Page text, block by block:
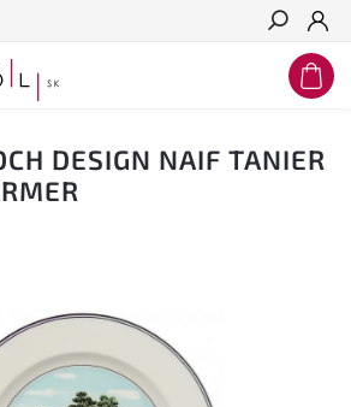
Hľadať
DESIGN NAIF TANIER